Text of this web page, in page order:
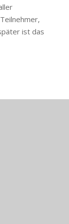
ist das